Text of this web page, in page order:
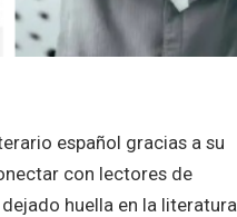
español gracias a su
con lectores de
huella en la literatura